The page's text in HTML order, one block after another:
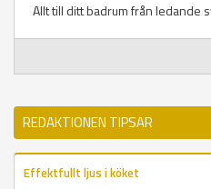
Allt till ditt badrum från ledande
REDAKTIONEN TIPSAR
Effektfullt ljus i köket